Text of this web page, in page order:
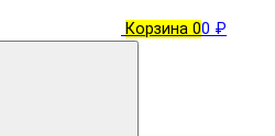
Корзина 00 ₽